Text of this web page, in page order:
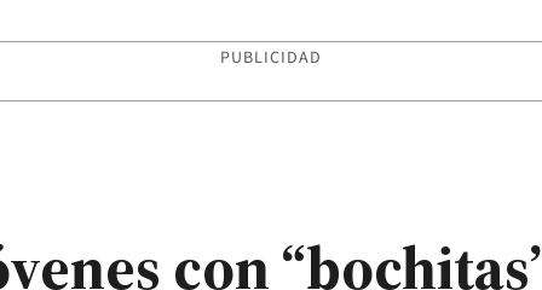
PUBLICIDAD
con